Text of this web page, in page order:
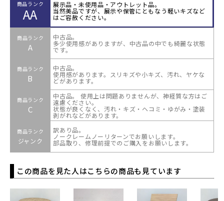
商品ランク
AA
展示品・未使用品・アウトレット品。
当然美品ですが、展示や保管にともなう軽いキズなど
はご容赦ください。
商品ランク
A
中古品。
多少使用感がありますが、中古品の中でも綺麗な状態
です。
商品ランク
B
中古品。
使用感があります。スリキズや小キズ、汚れ、ヤケな
どがあります。
商品ランク
C
中古品。 使用上は問題ありませんが、神経質な方はご
遠慮ください。
状態が良くなく、汚れ・キズ・ヘコミ・ゆがみ・塗装
剥がれなどがあります。
商品ランク
ジャンク
訳あり品。
ノークレームノーリターンでお願いします。
部品取り、修理前提でのご購入をお願いします。
この商品を見た人はこちらの商品も見ています